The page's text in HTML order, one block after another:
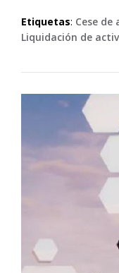
Etiquetas: Cese de
Liquidación de